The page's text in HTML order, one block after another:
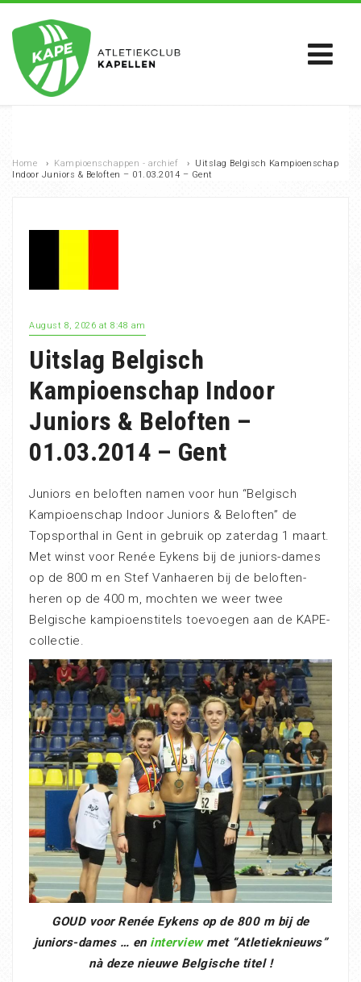
Home › Kampioenschappen - archief › Uitslag Belgisch Kampioenschap
Indoor Juniors & Beloften – 01.03.2014 – Gent
August 8, 2026 at 8:48 am
Uitslag Belgisch
Kampioenschap Indoor
Juniors & Beloften –
01.03.2014 – Gent
Juniors en beloften namen voor hun “Belgisch
Kampioenschap Indoor Juniors & Beloften” de
Topsporthal in Gent in gebruik op zaterdag 1 maart.
Met winst voor Renée Eykens bij de juniors-dames
op de 800 m en Stef Vanhaeren bij de beloften-
heren op de 400 m, mochten we weer twee
Belgische kampioenstitels toevoegen aan de KAPE-
collectie.
GOUD voor Renée Eykens op de 800 m bij de
juniors-dames … en interviewmet “Atletieknieuws”
nà deze nieuwe Belgische titel !